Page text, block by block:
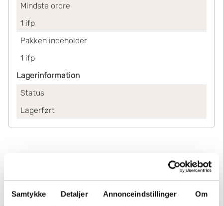
Samtykke Detaljer Annonceindstillinger Om
Mindste ordre
1 ifp
Pakken indeholder
1 ifp
Lagerinformation
Status
Lagerført